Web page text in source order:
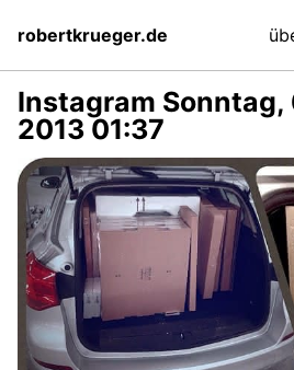
primary
navigation
content
footer
robertkrueger.de
Instagram Sonntag,
2013 01:37